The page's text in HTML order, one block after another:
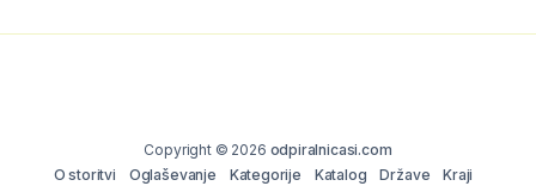
Copyright © 2026 odpiralnicasi.com
O storitvi
Oglaševanje Kategorije Katalog Države
Kraji